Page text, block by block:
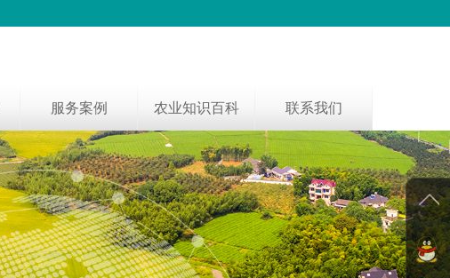
服务案例 农业知识百科 联系我们